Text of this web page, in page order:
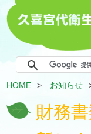
HOME お知らせ
財務